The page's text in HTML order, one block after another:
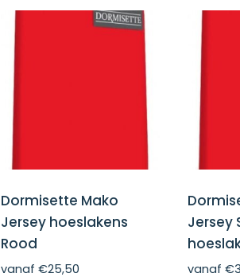
Deze
optie
kan
gekozen
worden
productpagina
Dormisette Mako
Jersey hoeslakens
Rood
vanaf€25,50
Jersey
vanaf €